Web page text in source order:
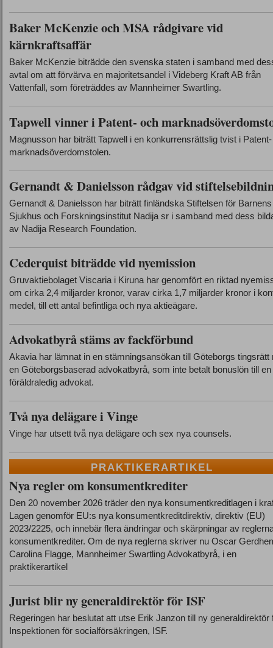
Baker McKenzie och MSA rådgivare vid
kärnkraftsaffär
Baker McKenzie biträdde den svenska staten i samband med
avtal om att förvärva en majoritetsandel i Videberg Kraft AB från
Vattenfall, som företräddes av Mannheimer Swartling.
Tapwell vinner i Patent- och
Magnusson har biträtt Tapwell i en konkurrensrättslig tvist i
marknadsöverdomstolen.
Gernandt & Danielsson rådgav vid
Gernandt & Danielsson har biträtt finländska Stiftelsen för Barnens
Sjukhus och Forskningsinstitut Nadija sr i samband med dess
av Nadija Research Foundation.
Cederquist biträdde vid nyemission
Gruvaktiebolaget Viscaria i Kiruna har genomfört en riktad
om cirka 2,4 miljarder kronor, varav cirka 1,7 miljarder kronor i
medel, till ett antal befintliga och nya aktieägare.
Advokatbyrå stäms av fackförbund
Akavia har lämnat in en stämningsansökan till Göteborgs tingsrätt
en Göteborgsbaserad advokatbyrå, som inte betalt bonuslön till en
föräldraledig advokat.
Två nya delägare i Vinge
Vinge har utsett två nya delägare och sex nya counsels.
PRAKTIKERARTIKEL
Nya regler om konsumentkrediter
Den 20 november 2026 träder den nya konsumentkreditlagen i
Lagen genomför EU:s nya konsumentkreditdirektiv, direktiv (EU)
2023/2225, och innebär flera ändringar och skärpningar av
konsumentkrediter. Om de nya reglerna skriver nu Oscar
Carolina Flagge, Mannheimer Swartling Advokatbyrå, i en
praktikerartikel
Jurist blir ny generaldirektör för ISF
Regeringen har beslutat att utse Erik Janzon till ny generaldirektör
Inspektionen för socialförsäkringen, ISF.